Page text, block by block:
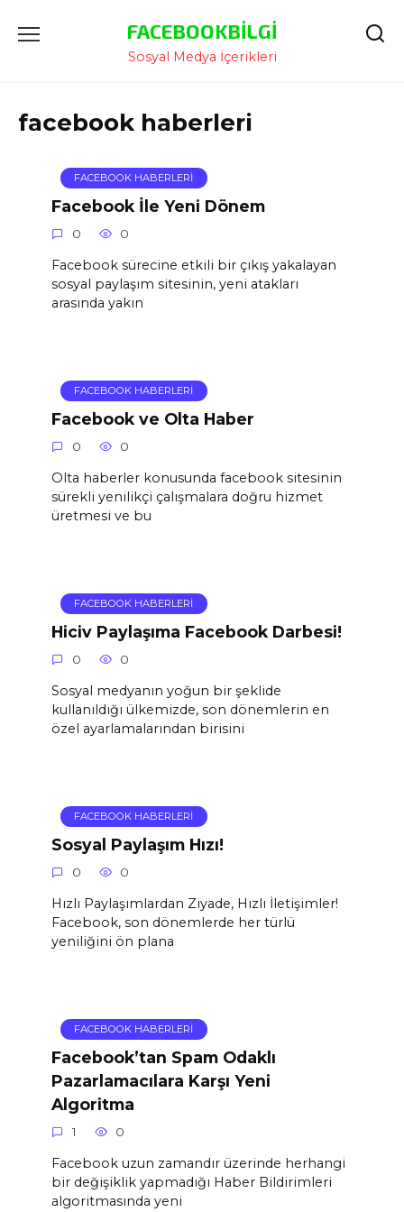
Atla
FACEBOOKBILGI
Sosyal Medya İçerikleri
facebook haberleri
FACEBOOK HABERLERI
Facebook İle Yeni Dönem
0 0
Facebook sürecine etkili bir çıkış yakalayan
sosyal paylaşım sitesinin, yeni atakları
arasında yakın
FACEBOOK HABERLERI
Facebook ve Olta Haber
0 0
Olta haberler konusunda facebook sitesinin
sürekli yenilikçi çalışmalara doğru hizmet
üretmesi ve bu
FACEBOOK HABERLERI
Hiciv Paylaşıma Facebook Darbesi!
0 0
Sosyal medyanın yoğun bir şeklide
kullanıldığı ülkemizde, son dönemlerin en
özel ayarlamalarından birisini
FACEBOOK HABERLERI
Sosyal Paylaşım Hızı!
0 0
Hızlı Paylaşımlardan Ziyade, Hızlı İletişimler!
Facebook, son dönemlerde her türlü
yeniliğini ön plana
FACEBOOK HABERLERI
Facebook’tan Spam Odaklı
Pazarlamacılara Karşı Yeni
Algoritma
1 0
Facebook uzun zamandır üzerinde herhangi
bir değişiklik yapmadığı Haber Bildirimleri
algoritmasında yeni